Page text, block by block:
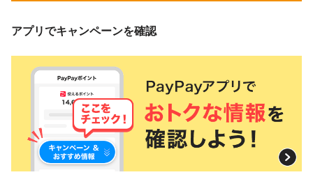
アプリでキャンペーンを確認